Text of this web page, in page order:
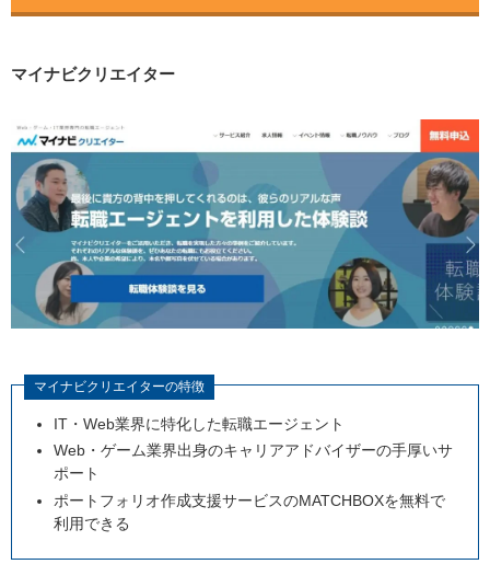
マイナビクリエイター
マイナビクリエイターの特徴
IT・Web業界に特化した転職エージェント
Web・ゲーム業界出身のキャリアアドバイザーの手厚いサ
ポート
ポートフォリオ作成支援サービスのMATCHBOXを無料で
利用できる